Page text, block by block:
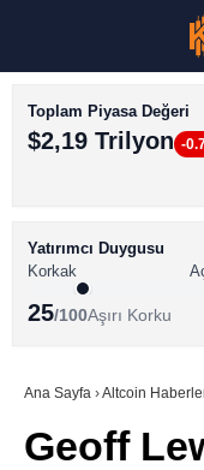
BİTCOİN HABERLERİ
ALTCOİN HABERLERİ
SÖZLÜK
Toplam Piyasa Değeri
$2,19 Trilyon -
Yatırımcı Duygusu
Korkak
25/100Aşırı Korku
Ana Sayfa ›Altcoin
Geoff